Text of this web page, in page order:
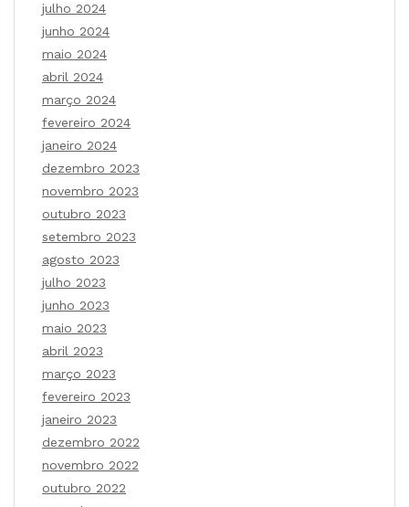
julho 2024
junho 2024
maio 2024
abril 2024
março 2024
fevereiro 2024
janeiro 2024
dezembro 2023
novembro 2023
outubro 2023
setembro 2023
agosto 2023
julho 2023
junho 2023
maio 2023
abril 2023
março 2023
fevereiro 2023
janeiro 2023
dezembro 2022
novembro 2022
outubro 2022